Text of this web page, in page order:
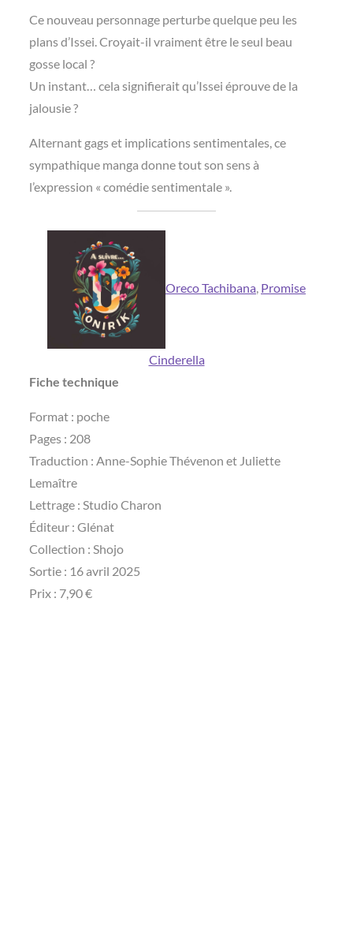
Ce nouveau personnage perturbe quelque peu les
plans d’Issei. Croyait-il vraiment être le seul beau
gosse local ?
Un instant… cela signifierait qu’Issei éprouve de la
jalousie ?
Alternant gags et implications sentimentales, ce
sympathique manga donne tout son sens à
l’expression « comédie sentimentale ».
Oreco Tachibana, Promise
Cinderella
Fiche technique
Format : poche
Pages : 208
Traduction : Anne-Sophie Thévenon et Juliette
Lemaître
Lettrage : Studio Charon
Éditeur : Glénat
Collection : Shojo
Sortie : 16 avril 2025
Prix : 7,90 €